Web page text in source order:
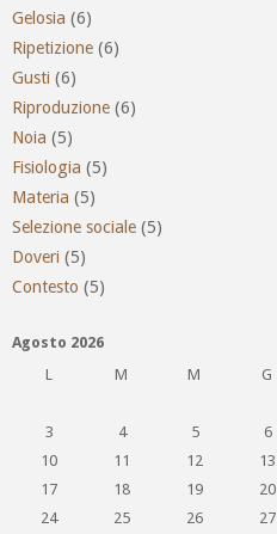
Gelosia (6)
Ripetizione (6)
Gusti (6)
Riproduzione (6)
Noia (5)
Fisiologia (5)
Materia (5)
Selezione sociale (5)
Doveri (5)
Contesto (5)
Agosto 2026
L
M M G
3
4 5 6
10
11 12 13
17
18 19 20
24
25 26 27